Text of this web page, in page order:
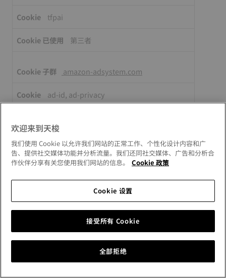
tfpai
第三者
amazon-adsystem.com
ad-id, ad-privacy
www.youtube.com
youtube.com
CONSENT, YSC, VISITOR_INFO1_LIVE,
VISITOR_PRIVACY_METADATA
欢迎来到天梭
我们使用 Cookie 以允许我们网站的正常工作、个性化设计内容和广
告、提供社交媒体功能并分析流量。我们还同社交媒体、广告和分析合
作伙伴分享有关您使用我们网站的信息。
Cookie 政策
Cookie 设置
全部拒绝
接受所有 Cookie